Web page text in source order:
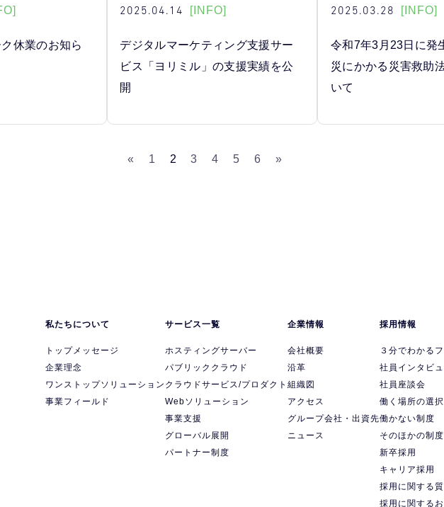
休業のお知ら
2025.04.14 [INFO]
デジタルマーケティング支援サー
ビス「ヨリミル」の支援実績を公
開
2025.03.28 [INFO]
令和7年3月23日に発
災にかかる災害救助
いて
« 1 2 3 4 5 6 »
私たちについて
トップメッセージ
企業理念
ワンストップソリューション
事業フィールド
サービス一覧
ホスティングサーバー
パブリッククラウド
クラウドサービス/プロダクト
Webソリューション
事業支援
グローバル展開
パートナー制度
企業情報
会社概要
沿革
組織図
アクセス
グループ会社・出資先
ニュース
採用情報
３分でわかる
社員インタビ
社員座談会
働く場所の選択
働かない制度
そのほかの制度
新卒採用
キャリア採用
採用に関する
採用に関する